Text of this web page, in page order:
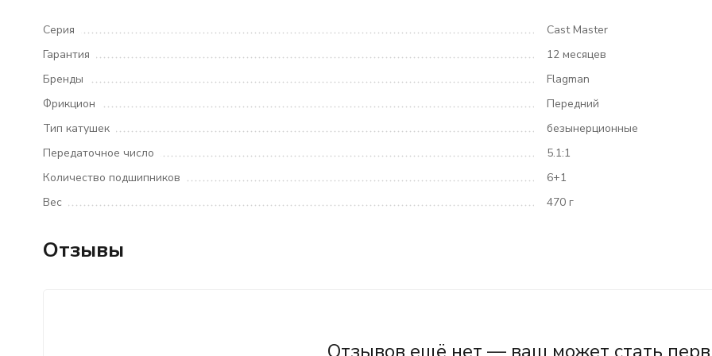
Серия
Cast Master
Гарантия
12 месяцев
Бренды
Flagman
Фрикцион
Передний
Тип катушек
безынерционные
Передаточное число
5.1:1
Количество подшипников
6+1
Вес
470 г
Отзывы